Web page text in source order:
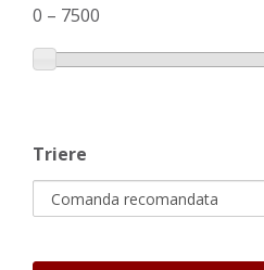
0 – 7500
Triere